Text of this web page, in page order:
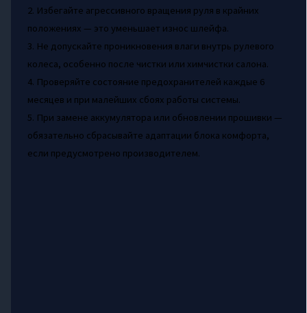
2. Избегайте агрессивного вращения руля в крайних
положениях — это уменьшает износ шлейфа.
3. Не допускайте проникновения влаги внутрь рулевого
колеса, особенно после чистки или химчистки салона.
4. Проверяйте состояние предохранителей каждые 6
месяцев и при малейших сбоях работы системы.
5. При замене аккумулятора или обновлении прошивки —
обязательно сбрасывайте адаптации блока комфорта,
если предусмотрено производителем.